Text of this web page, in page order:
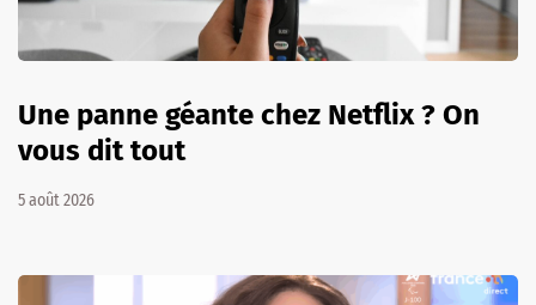
Une panne géante chez Netflix ? On
vous dit tout
5 août 2026